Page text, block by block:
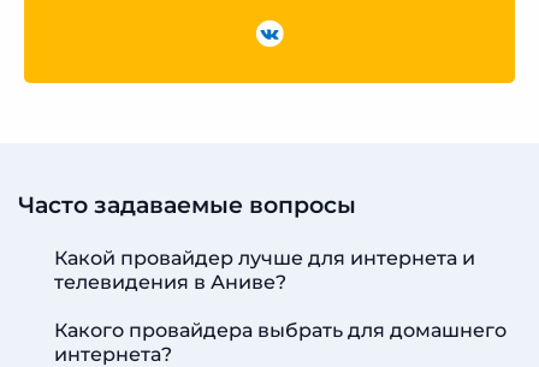
Часто задаваемые вопросы
Какой провайдер лучше для интернета и
телевидения в Аниве?
Какого провайдера выбрать для домашнего
интернета?